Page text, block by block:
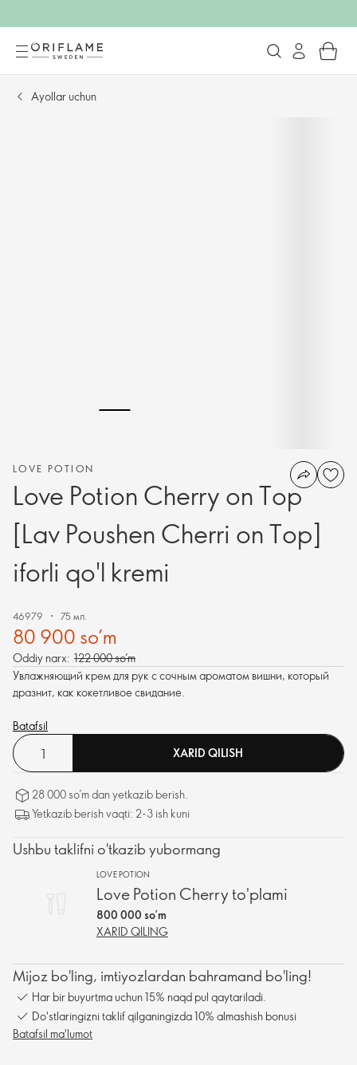
Ayollar uchun
LOVE POTION
Love Potion Cherry on Top
[Lav Poushen Cherri on Top]
iforli qo'l kremi
46979 75 мл.
80 900 so’m
Oddiy narx: 122 000 so’m
Увлажняющий крем для рук с сочным ароматом вишни, который
дразнит, как кокетливое свидание.
Batafsil
XARID QILISH
28 000 so’m dan yetkazib berish.
Yetkazib berish vaqti: 2-3 ish kuni
Ushbu taklifni o'tkazib yubormang
LOVE POTION
Love Potion Cherry to'plami
800 000 so’m
XARID QILING
Mijoz bo'ling, imtiyozlardan bahramand bo'ling!
Har bir buyurtma uchun 15% naqd pul qaytariladi.
Do'stlaringizni taklif qilganingizda 10% almashish bonusi
Batafsil ma'lumot